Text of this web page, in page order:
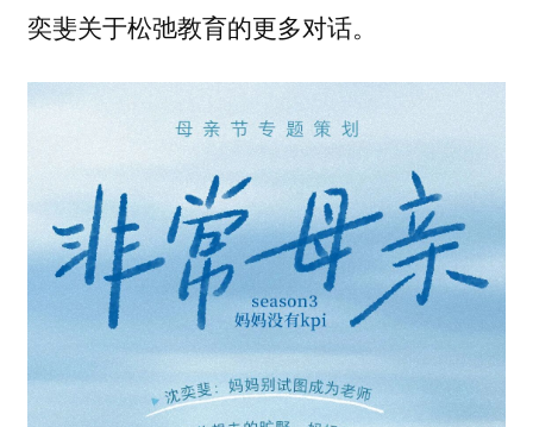
奕斐关于松弛教育的更多对话。